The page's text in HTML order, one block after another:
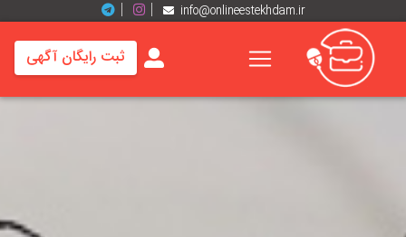
info@onlineestekhdam.ir
خانه ثبت رایگان آگهی